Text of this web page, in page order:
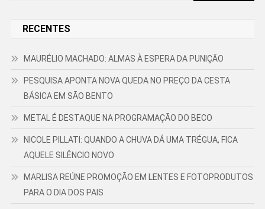
RECENTES
MAURÉLIO MACHADO: ALMAS À ESPERA DA PUNIÇÃO
PESQUISA APONTA NOVA QUEDA NO PREÇO DA CESTA
BÁSICA EM SÃO BENTO
METAL É DESTAQUE NA PROGRAMAÇÃO DO BECO
NICOLE PILLATI: QUANDO A CHUVA DÁ UMA TRÉGUA, FICA
AQUELE SILÊNCIO NOVO
MARLISA REÚNE PROMOÇÃO EM LENTES E FOTOPRODUTOS
PARA O DIA DOS PAIS